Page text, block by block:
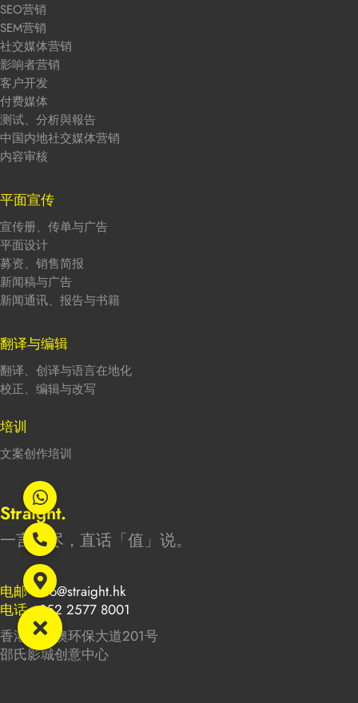
SEO营销
SEM营销
社交媒体营销
影响者营销
客户开发
付费媒体
测试、分析與報告
中国内地社交媒体营销
内容审核
平面宣传
宣传册、传单与广告
平面设计
募资、销售简报
新闻稿与广告
新闻通讯、报告与书籍
翻译与编辑
翻译、创译与语言在地化
校正、编辑与改写
培训
文案创作培训
Straight.
一言能尽，直话「值」说。
电邮 info@straight.hk
电话+852 2577 8001
香港将军澳环保大道201号
邵氏影城创意中心